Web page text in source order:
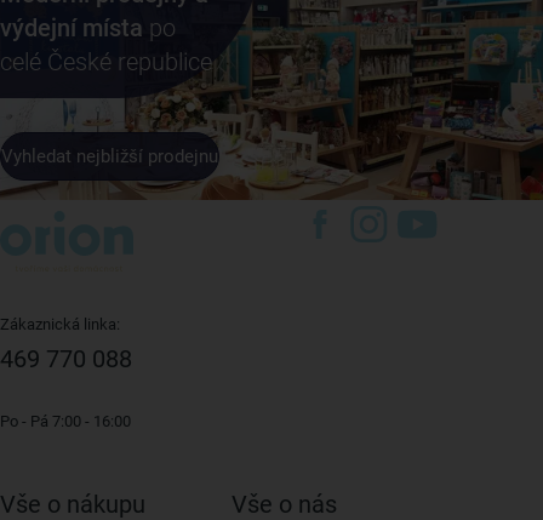
výdejní místa po
celé České republice
Vyhledat nejbližší prodejnu
Zákaznická linka:
469 770 088
Po - Pá 7:00 - 16:00
Vše o nákupu Vše o nás